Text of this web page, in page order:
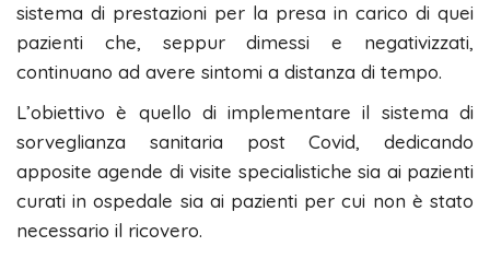
sistema di prestazioni per la presa in carico di quei
pazienti che, seppur dimessi e negativizzati,
continuano ad avere sintomi a distanza di tempo.
L’obiettivo è quello di implementare il sistema di
sorveglianza sanitaria post Covid, dedicando
apposite agende di visite specialistiche sia ai pazienti
curati in ospedale sia ai pazienti per cui non è stato
necessario il ricovero.